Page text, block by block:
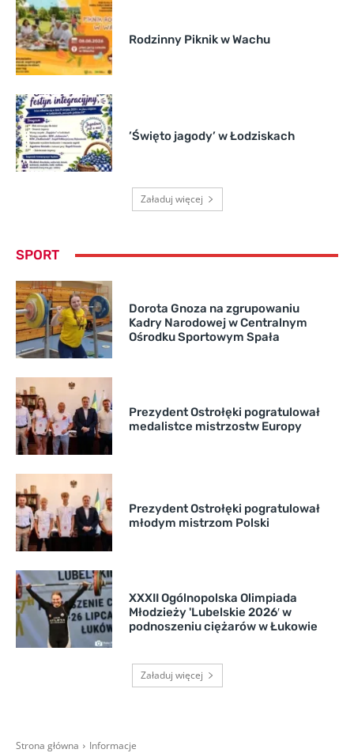
Rodzinny Piknik w Wachu
’Święto jagody’ w Łodziskach
Załaduj więcej
SPORT
Dorota Gnoza na zgrupowaniu
Kadry Narodowej w Centralnym
Ośrodku Sportowym Spała
Prezydent Ostrołęki pogratulował
medalistce mistrzostw Europy
Prezydent Ostrołęki pogratulował
młodym mistrzom Polski
XXXII Ogólnopolska Olimpiada
Młodzieży 'Lubelskie 2026′ w
podnoszeniu ciężarów w Łukowie
Załaduj więcej